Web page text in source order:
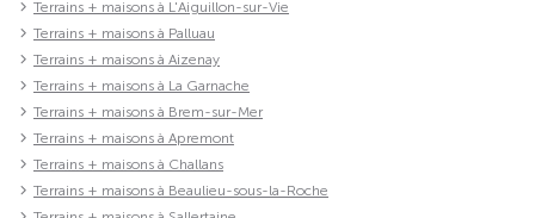
Terrains + maisons à L'Aiguillon-sur-Vie
Terrains + maisons à Palluau
Terrains + maisons à Aizenay
Terrains + maisons à La Garnache
Terrains + maisons à Brem-sur-Mer
Terrains + maisons à Apremont
Terrains + maisons à Challans
Terrains + maisons à Beaulieu-sous-la-Roche